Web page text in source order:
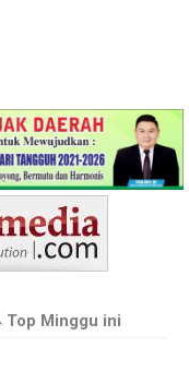
Top Minggu ini